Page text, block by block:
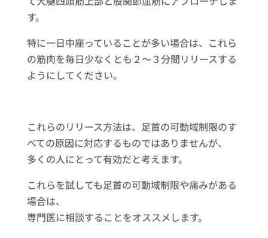
す。
特に一日中座っていることが多い場合は、これら
の筋肉を毎日少なくとも２～３分間リリースする
ようにしてください。
これらのリリース方法は、足首の可動域制限のす
べての原因に対応するものではありませんが、
多くの人にとって有効だと考えます。
これらを試しても足首の可動域制限や痛みがある
場合は、
専門医に相談することをオススメします。